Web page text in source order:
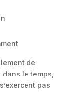
de
le temps,
pas